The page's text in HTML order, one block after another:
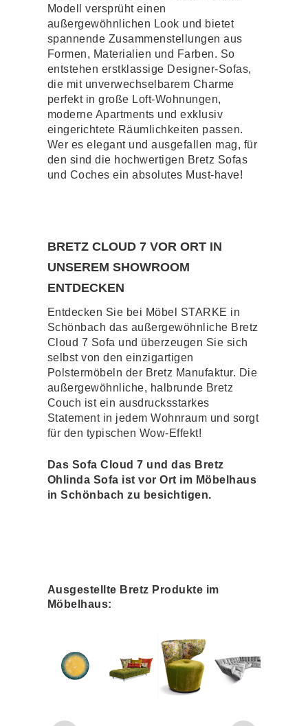
Modell versprüht einen
außergewöhnlichen Look und bietet
spannende Zusammenstellungen aus
Formen, Materialien und Farben. So
entstehen erstklassige Designer-Sofas,
die mit unverwechselbarem Charme
perfekt in große Loft-Wohnungen,
moderne Apartments und exklusiv
eingerichtete Räumlichkeiten passen.
Wer es elegant und ausgefallen mag, für
den sind die hochwertigen Bretz Sofas
und Coches ein absolutes Must-have!
BRETZ CLOUD 7 VOR ORT IN
UNSEREM SHOWROOM
ENTDECKEN
Entdecken Sie bei Möbel STARKE in
Schönbach das außergewöhnliche Bretz
Cloud 7 Sofa und überzeugen Sie sich
selbst von den einzigartigen
Polstermöbeln der Bretz Manufaktur. Die
außergewöhnliche, halbrunde Bretz
Couch ist ein ausdrucksstarkes
Statement in jedem Wohnraum und sorgt
für den typischen Wow-Effekt!
Das Sofa Cloud 7 und das Bretz
Ohlinda Sofa ist vor Ort im Möbelhaus
in Schönbach zu besichtigen.
Ausgestellte Bretz Produkte im
Möbelhaus: